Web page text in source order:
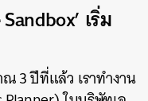
เริ่ม
3 ปีที่แล้ว เราทำงาน